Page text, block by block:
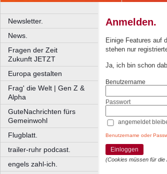
Newsletter.
News.
Fragen der Zeit
Zukunft JETZT
Europa gestalten
Frag' die Welt | Gen Z &
Alpha
GuteNachrichten fürs
Gemeinwohl
Flugblatt.
trailer-ruhr podcast.
engels zahl-ich.
Anmelden.
Einige Features auf
stehen nur
Ja, ich bin schon
Benutzername
Passwort
angemeldet
Benutzername oder
Einloggen
(Cookies müssen für die